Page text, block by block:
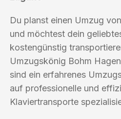
Du planst einen Umzug
und möchtest dein
kostengünstig
Umzugskönig Bohm
sind ein erfahrenes
auf professionelle und
Klaviertransporte